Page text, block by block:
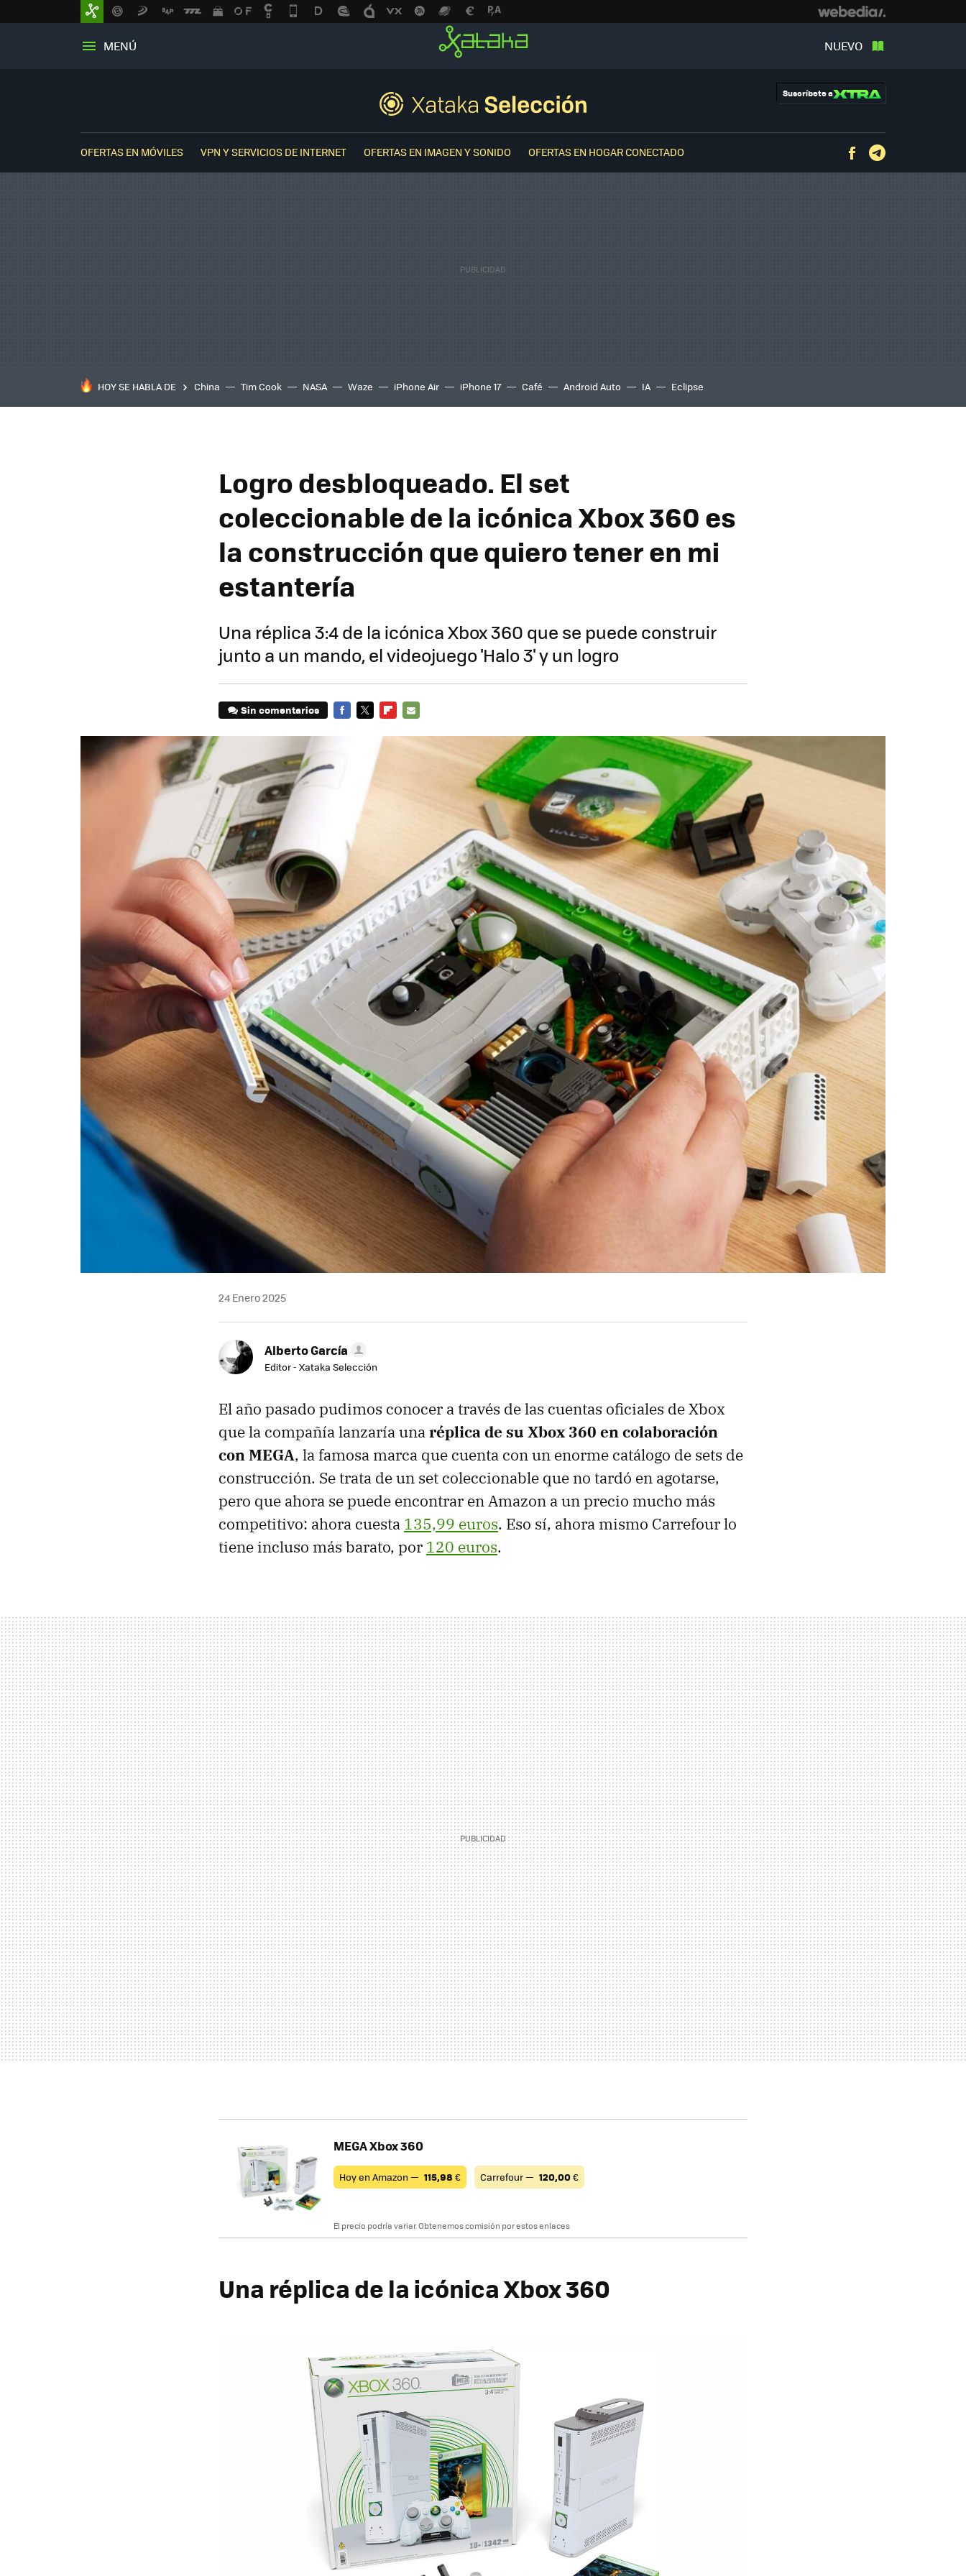
MENÚ NUEVO
Suscríbete a
OFERTAS EN MÓVILES VPN Y SERVICIOS DE INTERNET OFERTAS EN IMAGEN Y SONIDO OFERTAS EN HOGAR CONECTADO Facebook
HOY SE HABLA DE China Tim Cook NASA Waze iPhone Air iPhone 17 Café Android Auto IA Eclipse
Logro desbloqueado. El set
coleccionable de la icónica Xbox 360 es
la construcción que quiero tener en mi
estantería
Una réplica 3:4 de la icónica Xbox 360 que se puede construir
junto a un mando, el videojuego 'Halo 3' y un logro
Sin comentarios
MAIL
24 Enero 2025
Alberto García
Editor - Xataka Selección
El año pasado pudimos conocer a través de las cuentas oficiales de Xbox
que la compañía lanzaría unaréplica de su Xbox 360 en colaboración
con MEGA, la famosa marca que cuenta con un enorme catálogo de sets de
construcción. Se trata de un set coleccionable que no tardó en agotarse,
pero que ahora se puede encontrar en Amazon a un precio mucho más
competitivo: ahora cuesta 135,99 euros. Eso sí, ahora mismo Carrefour lo
tiene incluso más barato, por 120 euros.
MEGA Xbox 360
Hoy en Amazon — 115,98 € Carrefour — 120,00€
El precio podría variar. Obtenemos comisión por estos enlaces
Una réplica de la icónica Xbox 360